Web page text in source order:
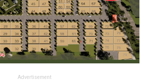
Advertisement